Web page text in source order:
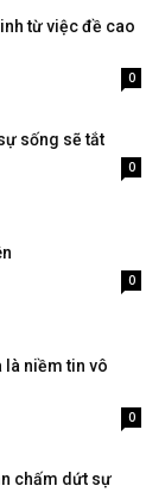
từ việc đề cao
0
sống sẽ tắt
0
0
là niềm tin vô
0
chấm dứt sự